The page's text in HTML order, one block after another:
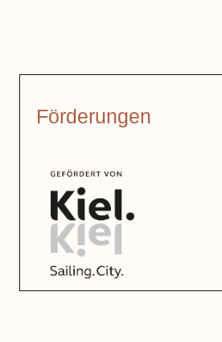
Förderungen